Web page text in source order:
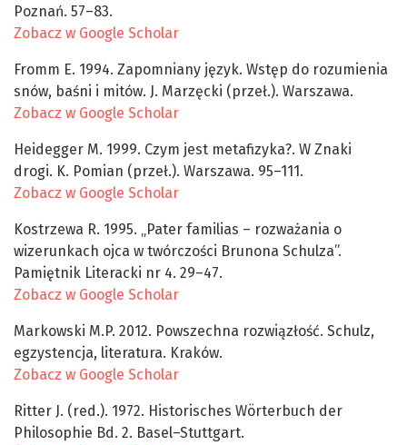
Poznań. 57–83.
Zobacz w Google Scholar
Fromm E. 1994. Zapomniany język. Wstęp do rozumienia
snów, baśni i mitów. J. Marzęcki (przeł.). Warszawa.
Zobacz w Google Scholar
Heidegger M. 1999. Czym jest metafizyka?. W Znaki
drogi. K. Pomian (przeł.). Warszawa. 95–111.
Zobacz w Google Scholar
Kostrzewa R. 1995. „Pater familias – rozważania o
wizerunkach ojca w twórczości Brunona Schulza”.
Pamiętnik Literacki nr 4. 29–47.
Zobacz w Google Scholar
Markowski M.P. 2012. Powszechna rozwiązłość. Schulz,
egzystencja, literatura. Kraków.
Zobacz w Google Scholar
Ritter J. (red.). 1972. Historisches Wörterbuch der
Philosophie Bd. 2. Basel–Stuttgart.